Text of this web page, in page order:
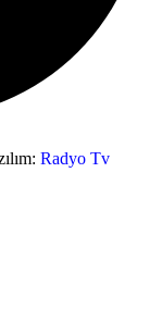
Radyo Tv